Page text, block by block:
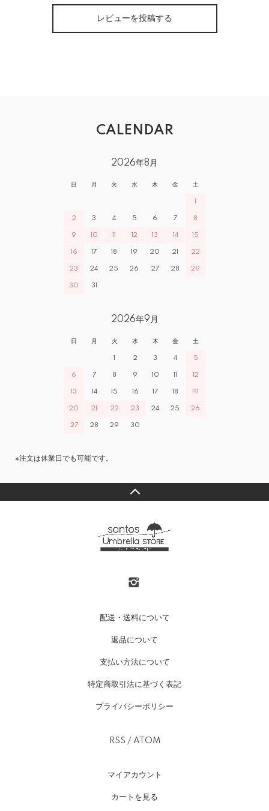
レビューを投稿する
CALENDAR
2026年8月
日 月 火 水 木 金 土
1
2 3 4 5 6 7 8
9 10 11 12 13 14 15
16 17 18 19 20 21 22
23 24 25 26 27 28 29
30 31
2026年9月
日 月 火 水 木 金 土
1 2 3 4 5
6 7 8 9 10 11 12
13 14 15 16 17 18 19
20 21 22 23 24 25 26
27 28 29 30
※注文は休業日でも可能です。
配送・送料について
返品について
支払い方法について
特定商取引法に基づく表記
プライバシーポリシー
RSS / ATOM
マイアカウント
カートを見る